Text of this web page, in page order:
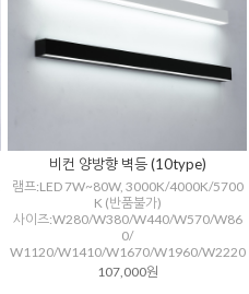
비컨 양방향 벽등 (10type)
램프:LED 7W~80W, 3000K/4000K/5700
K (반품불가)
사이즈:W280/W380/W440/W570/W86
0/
W1120/W1410/W1670/W1960/W2220
107,000원